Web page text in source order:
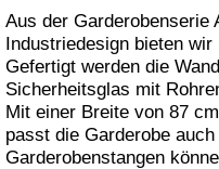
Aus der Garderobenserie
Industriedesign bieten wir
Gefertigt werden die
Sicherheitsglas mit
Mit einer Breite von 87
passt die Garderobe
Garderobenstangen